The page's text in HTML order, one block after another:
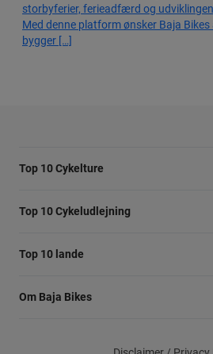
storbyferier, ferieadfærd og
Med denne platform ønsker Baja Bikes
bygger […]
Top 10 Cykelture
Cykeltur i Barcelona: højdepunkterne
Tur til Paris: højdepunkter
Rom højdepunkter cykeltur
Cykeltur til Kobenhavn højdepunkter
Top 10 Cykeludlejning
Barcelona Cykeludlejning
Paris Cykeludlejning
Top 10 lande
Cykelture i Holland
Om Baja Bikes